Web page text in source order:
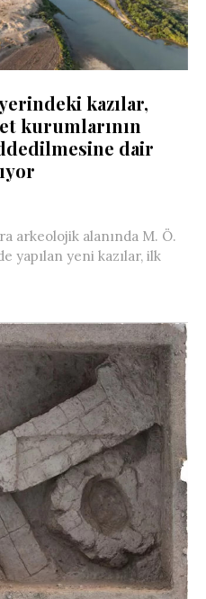
kazılar,
kurumlarının
dair
arkeolojik alanında M. Ö.
yapılan yeni kazılar, ilk